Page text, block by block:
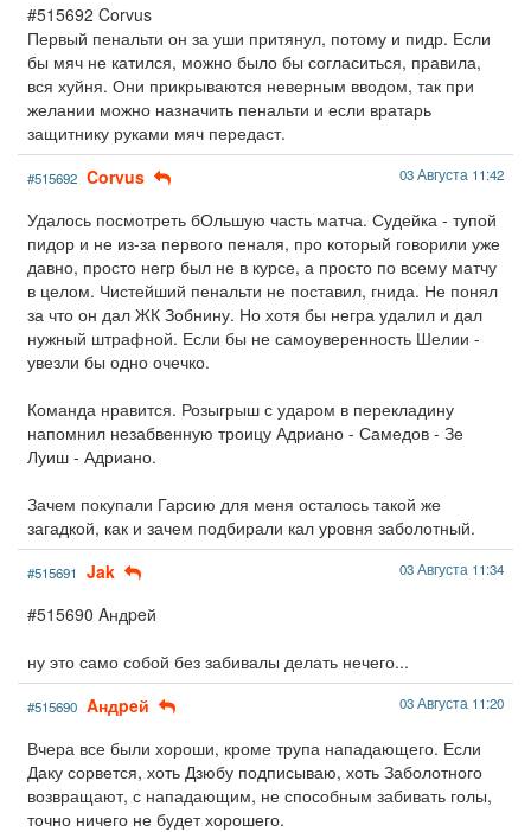
#515692 Corvus
Первый пенальти он за уши притянул, потому и пидр. Если
бы мяч не катился, можно было бы согласиться, правила,
вся хуйня. Они прикрываются неверным вводом, так при
желании можно назначить пенальти и если вратарь
защитнику руками мяч передаст.
#515692 Corvus 03 Августа 11:42
Удалось посмотреть бОльшую часть матча. Судейка - тупой
пидор и не из-за первого пеналя, про который говорили уже
давно, просто негр был не в курсе, а просто по всему матчу
в целом. Чистейший пенальти не поставил, гнида. Не понял
за что он дал ЖК Зобнину. Но хотя бы негра удалил и дал
нужный штрафной. Если бы не самоуверенность Шелии -
увезли бы одно очечко.
Команда нравится. Розыгрыш с ударом в перекладину
напомнил незабвенную троицу Адриано - Самедов - Зе
Луиш - Адриано.
Зачем покупали Гарсию для меня осталось такой же
загадкой, как и зачем подбирали кал уровня заболотный.
#515691 Jak 03 Августа 11:34
#515690 Aндpeй
ну это само собой без забивалы делать нечего...
#515690 Aндpeй 03 Августа 11:20
Вчера все были хороши, кроме трупа нападающего. Если
Даку сорвется, хоть Дзюбу подписываю, хоть Заболотного
возвращают, с нападающим, не способным забивать голы,
точно ничего не будет хорошего.